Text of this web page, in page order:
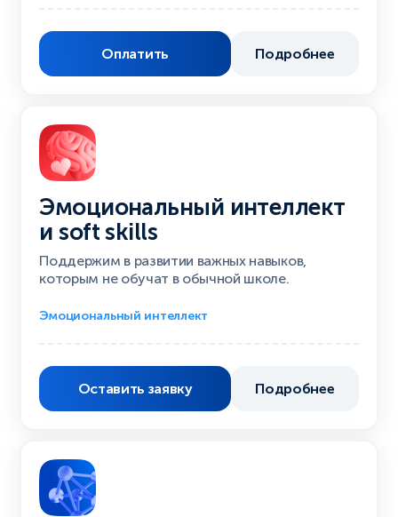
Оплатить Подробнее
Эмоциональный интеллект
и soft skills
Поддержим в развитии важных навыков,
которым не обучат в обычной школе.
Эмоциональный интеллект
Оставить заявку Подробнее